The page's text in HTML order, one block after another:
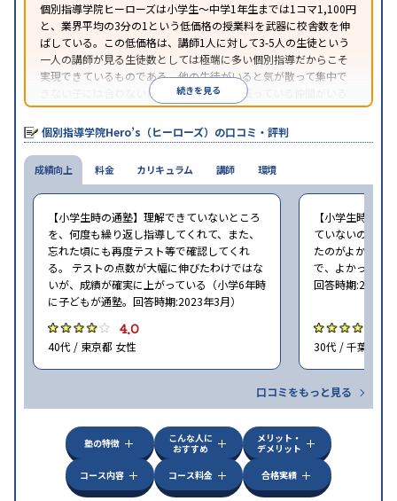
個別指導学院ヒーローズは小学生〜中学1年生までは1コマ1,100円
と、業界平均の3分の1という低価格の授業料を武器に校舎数を伸
ばしている。この低価格は、講師1人に対して3-5人の生徒という
一人の講師が見る生徒数としては極端に多い個別指導だからこそ
実現できているものである。他の生徒がいると気が散って集中で
きない子には合わないが、周りに一緒に頑張っている仲間がいる
ほうが頑張れるタイプの子にはとてもコスパがいいと言える。
続きを見る
個別指導学院Hero’s（ヒーローズ）の口コミ・評判
成績向上
【小学生時の通塾】理解できていないところ
を、何度も繰り返し指導してくれて、また、
忘れた頃にも再度テスト等で確認してくれ
る。 テストの点数が大幅に伸びたわけではな
いが、成績が確実に上がっている（小学6年時
に子どもが通塾。回答時期:2023年3月）
4.0
40代 / 東京都 女性
【小学生時の通
ていないので、
たのがよかった
で、よかった（
回答時期:2023
30代 / 千葉県 女
口コミをもっと見る
料金 カリキュラム 講師 環境
塾の特徴
こんな人に
おすすめ
メリット・
デメリット
コース内容
コース料金 合格実績